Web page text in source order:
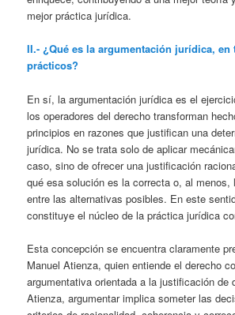
mejor práctica jurídica.
II.- ¿Qué es la argumentación jurídica,
prácticos?
En sí, la argumentación jurídica es el
los operadores del derecho transforman
principios en razones que justifican una
jurídica. No se trata solo de aplicar
caso, sino de ofrecer una justificación
qué esa solución es la correcta o, al menos,
entre las alternativas posibles. En este
constituye el núcleo de la práctica jurídica
Esta concepción se encuentra claramente
Manuel Atienza, quien entiende el derecho
argumentativa orientada a la justificación de
Atienza, argumentar implica someter las